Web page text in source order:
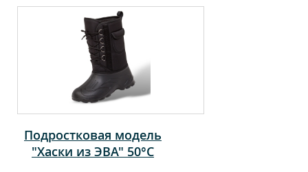
Подростковая модель
"Хаски из ЭВА" 50°С